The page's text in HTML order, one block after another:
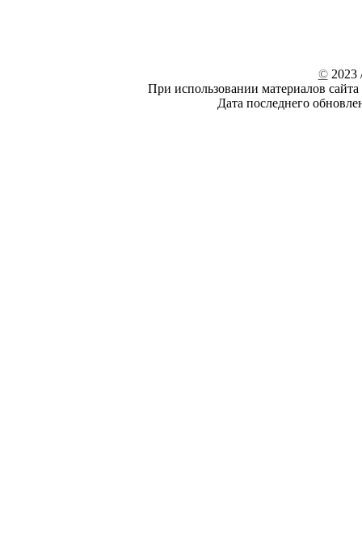
©2023
При использовании материалов
Дата последнего